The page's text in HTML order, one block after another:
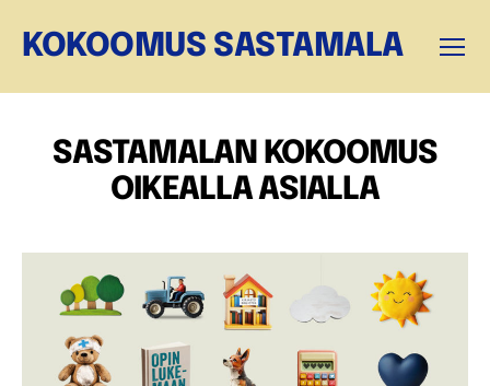
KOKOOMUS SASTAMALA
SASTAMALAN KOKOOMUS
OIKEALLA ASIALLA